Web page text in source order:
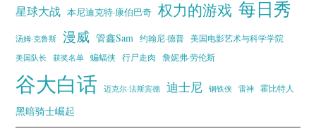
星球大战 本尼迪克特·康伯巴奇 权力的游戏 每日秀
汤姆·克鲁斯 漫威 管鑫Sam 约翰尼·德普
美国电影艺术与科学学院
美国队长
获奖名单 蝙蝠侠 行尸走肉 詹妮弗·劳伦斯
谷大白话 迈克尔·法斯宾德 迪士尼 钢铁侠 雷神 霍比特人
黑暗骑士崛起